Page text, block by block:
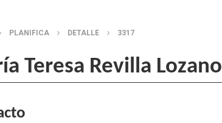
PLANIFICA DETALLE 3317
Teresa Revilla Lozano